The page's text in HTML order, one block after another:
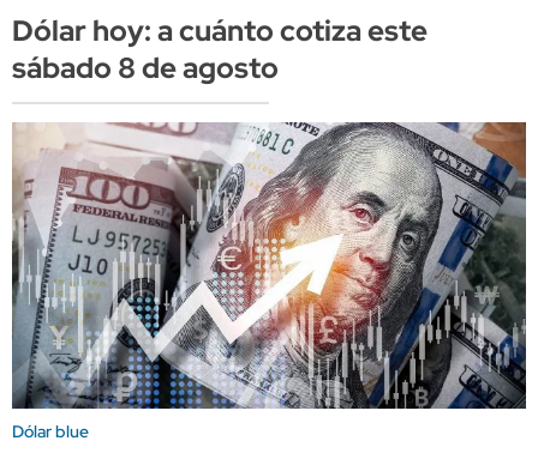
Dólar hoy: a cuánto cotiza este
sábado 8 de agosto
Dólar blue